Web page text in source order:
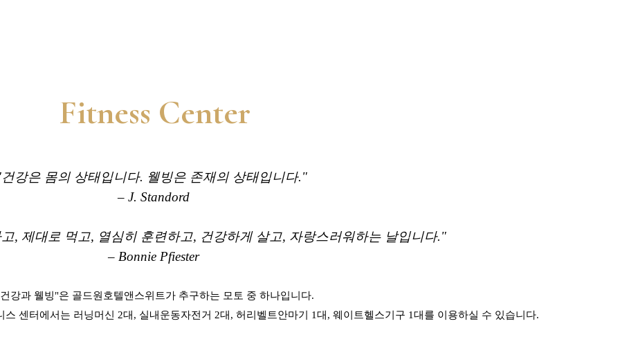
Fitness Center
강은 몸의 상태입니다. 웰빙은 존재의 상태입니다."
– J. Standord
, 제대로 먹고, 열심히 훈련하고, 건강하게 살고, 자랑스러워하는 날입니다."
– Bonnie Pfiester
강과 웰빙"은 골드원호텔앤스위트가 추구하는 모토 중 하나입니다.
스 센터에서는 러닝머신 2대, 실내운동자전거 2대, 허리벨트안마기 1대, 웨이트헬스기구 1대를 이용하실 수 있습니다.